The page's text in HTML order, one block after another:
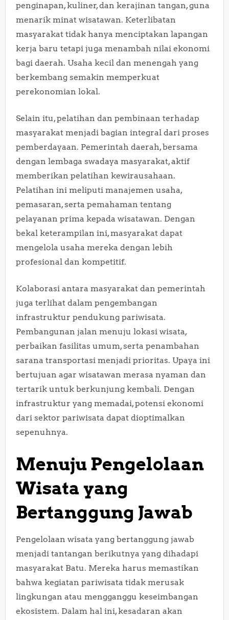
penginapan, kuliner, dan kerajinan tangan, guna
menarik minat wisatawan. Keterlibatan
masyarakat tidak hanya menciptakan lapangan
kerja baru tetapi juga menambah nilai ekonomi
bagi daerah. Usaha kecil dan menengah yang
berkembang semakin memperkuat
perekonomian lokal.
Selain itu, pelatihan dan pembinaan terhadap
masyarakat menjadi bagian integral dari proses
pemberdayaan. Pemerintah daerah, bersama
dengan lembaga swadaya masyarakat, aktif
memberikan pelatihan kewirausahaan.
Pelatihan ini meliputi manajemen usaha,
pemasaran, serta pemahaman tentang
pelayanan prima kepada wisatawan. Dengan
bekal keterampilan ini, masyarakat dapat
mengelola usaha mereka dengan lebih
profesional dan kompetitif.
Kolaborasi antara masyarakat dan pemerintah
juga terlihat dalam pengembangan
infrastruktur pendukung pariwisata.
Pembangunan jalan menuju lokasi wisata,
perbaikan fasilitas umum, serta penambahan
sarana transportasi menjadi prioritas. Upaya ini
bertujuan agar wisatawan merasa nyaman dan
tertarik untuk berkunjung kembali. Dengan
infrastruktur yang memadai, potensi ekonomi
dari sektor pariwisata dapat dioptimalkan
sepenuhnya.
Menuju Pengelolaan
Wisata yang
Bertanggung Jawab
Pengelolaan wisata yang bertanggung jawab
menjadi tantangan berikutnya yang dihadapi
masyarakat Batu. Mereka harus memastikan
bahwa kegiatan pariwisata tidak merusak
lingkungan atau mengganggu keseimbangan
ekosistem. Dalam hal ini, kesadaran akan